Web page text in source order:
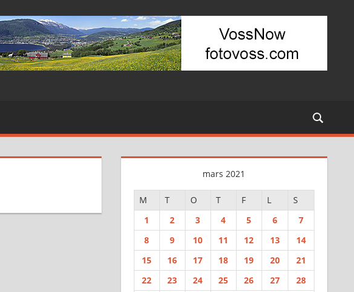
mars 2021
M T O T F L
S
1
2 3 4 5 6
7
8
9 10 11 12 13
14
15
16 17 18 19 20
21
22
23 24 25 26 27
28